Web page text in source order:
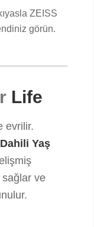
ZEISS
görün.
Life
evrilir.
Dahili Yaş
sağlar ve